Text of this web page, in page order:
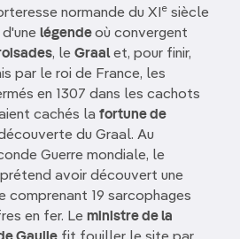
normande du XI e siècle
légendeoù convergent
, le Graalet, pour finir,
par le roi de France, les
en 1307 dans les cachots
cachés la fortune de
du Graal. Au
Guerre mondiale, le
avoir découvert une
comprenant 19 sarcophages
en fer. Le ministre de la